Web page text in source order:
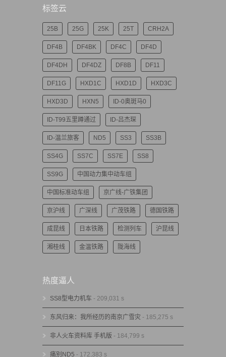
标签云
25B 25G 25K 25T CRH2A
DF4B DF4BK DF4C DF4D
DF4DH DF4DZ DF8B DF11
DF11G HXD1C HXD1D HXD3C
HXD3D HXN5 ID-0奥斑马0
ID-T99五里蹲通过 ID-吕杰琛
ID-温兰旅客 ND5 SS3 SS3B
SS4G SS7C SS7E SS8
SS9G 中国动力集中动车组
中国标准动车组 京广线-广铁集团
京沪线 广深线 广茂铁路 德国铁路
成昆线 日本铁路 检测列车 沪昆线
湘桂线 金温铁路 陇海线
热度逼人
SS8型电力机车 - 209,031 s
东风归来：我所经历的南京广雪灾 - 185,275 s
非人火车资料库 手机版 - 184,799 s
痛别ND5 - 172,383 s